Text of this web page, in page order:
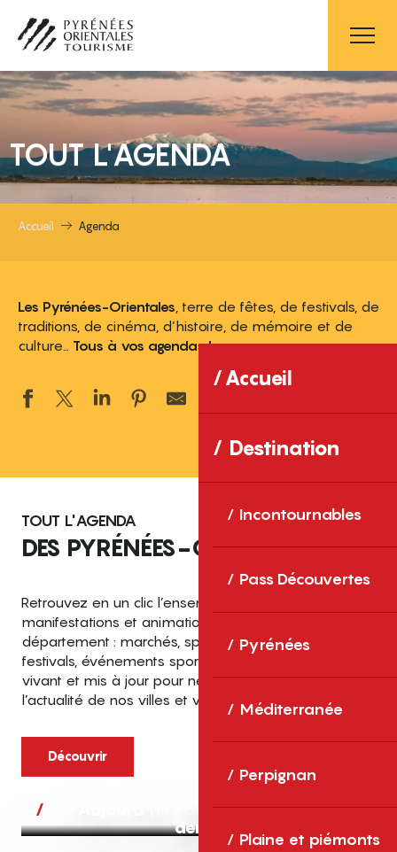
contenu
principal
Accueil
Destination
Incontournables
Pass Découvertes
Pyrénées
Méditerranée
Perpignan
Plaine et piémonts
TOUT L'AGENDA
Accueil Agenda
Les Pyrénées-Orientales , terre de fêtes, de festivals, de
traditions, de cinéma, d’histoire, de mémoire et de
culture… Tous à vos agendas !
TOUT L'AGENDA
DES PYRÉNÉES-ORIENTALES
Retrouvez en un clic l’ensemble des fêtes,
manifestations et animations recensées dans le
département : marchés, spectacles, expositions,
festivals, événements sportifs et culturels… un agenda
vivant et mis à jour pour ne rien manquer de
l’actualité de nos villes et villages.
Découvrir
Aujourd’hui, demain et après-
demain